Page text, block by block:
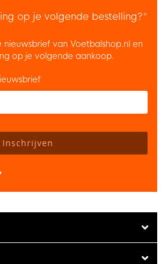
op je volgende bestelling?*
van Voetbalshop.nl en
op je volgende aankoop.
the privacy policy to subscribe to
Inschrijven